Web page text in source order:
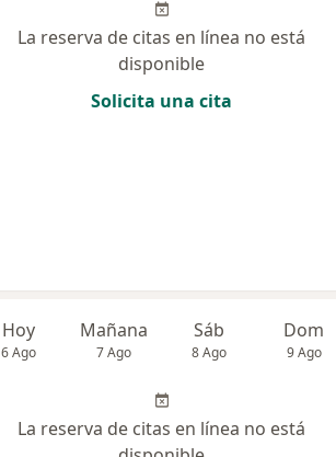
La reserva de citas en línea no está
disponible
Solicita una cita
Hoy
6 Ago
Mañana
7 Ago
Sáb
8 Ago
Dom
9 Ago
La reserva de citas en línea no está